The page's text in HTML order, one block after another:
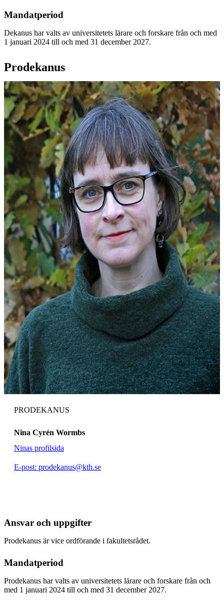
Mandatperiod
Dekanus har valts av universitetets lärare och forskare från och med
1 januari 2024 till och med 31 december 2027.
Prodekanus
PRODEKANUS
Nina Cyrén Wormbs
Ninas profilsida
E-post: prodekanus@kth.se
Ansvar och uppgifter
Prodekanus är vice ordförande i fakultetsrådet.
Mandatperiod
Prodekanus har valts av universitetets lärare och forskare från och
med 1 januari 2024 till och med 31 december 2027.